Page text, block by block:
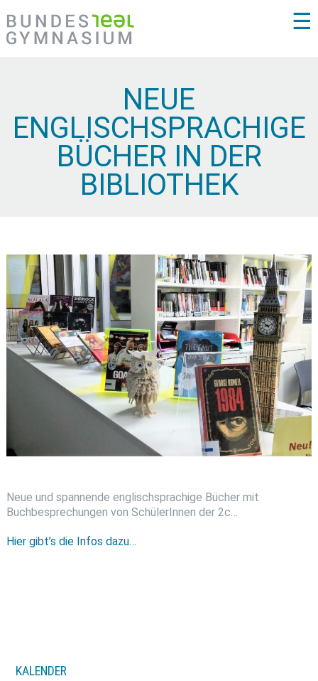
☰
NEUE
ENGLISCHSPRACHIGE
BÜCHER IN DER
BIBLIOTHEK
Neue und spannende englischsprachige Bücher mit
Buchbesprechungen von SchülerInnen der 2c…
Hier gibt’s die Infos dazu…
KALENDER